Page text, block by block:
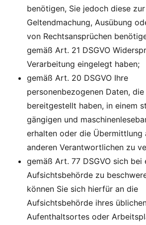
benötigen, Sie jedoch diese zur
Geltendmachung, Ausübung
von Rechtsansprüchen
gemäß Art. 21 DSGVO
Verarbeitung eingelegt haben;
gemäß Art. 20 DSGVO Ihre
personenbezogenen Daten, die
bereitgestellt haben, in einem
gängigen und
erhalten oder die Übermittlung
anderen Verantwortlichen zu
gemäß Art. 77 DSGVO sich bei
Aufsichtsbehörde zu
können Sie sich hierfür an die
Aufsichtsbehörde ihres
Aufenthaltsortes oder